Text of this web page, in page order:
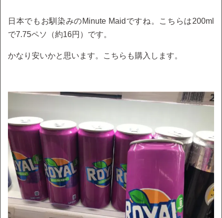
日本でもお馴染みのMinute Maidですね。こちらは200ml
で7.75ペソ（約16円）です。
かなり安いかと思います。こちらも購入します。